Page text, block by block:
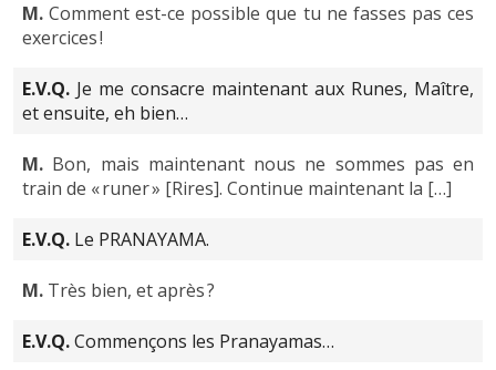
M. Comment est-ce possible que tu ne fasses pas ces
exercices !
E.V.Q. Je me consacre maintenant aux Runes, Maître,
et ensuite, eh bien…
M. Bon, mais maintenant nous ne sommes pas en
train de « runer » [Rires]. Continue maintenant la […]
E.V.Q. Le PRANAYAMA.
M. Très bien, et après ?
E.V.Q.Commençons les Pranayamas…